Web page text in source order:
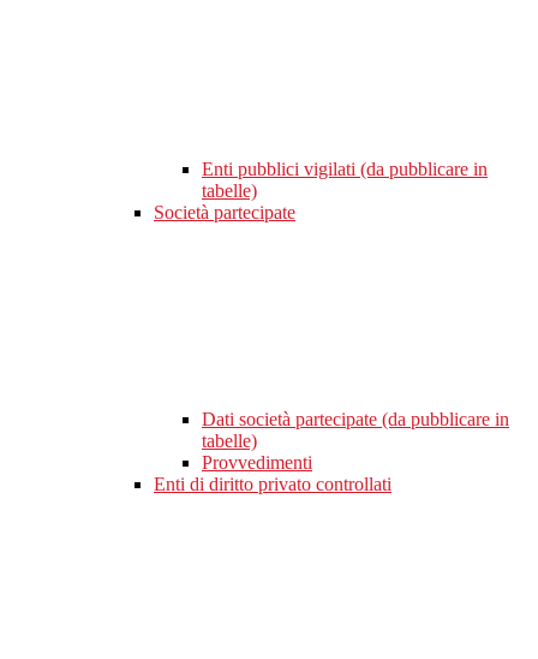
Enti pubblici vigilati (da pubblicare in
tabelle)
Società partecipate
Dati società partecipate (da pubblicare in
tabelle)
Provvedimenti
Enti di diritto privato controllati